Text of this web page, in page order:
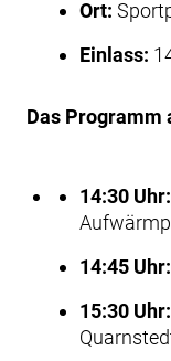
Ort:
Einlass:
Das Programm
14:30 Uhr:
14:45 Uhr:
15:30 Uhr: